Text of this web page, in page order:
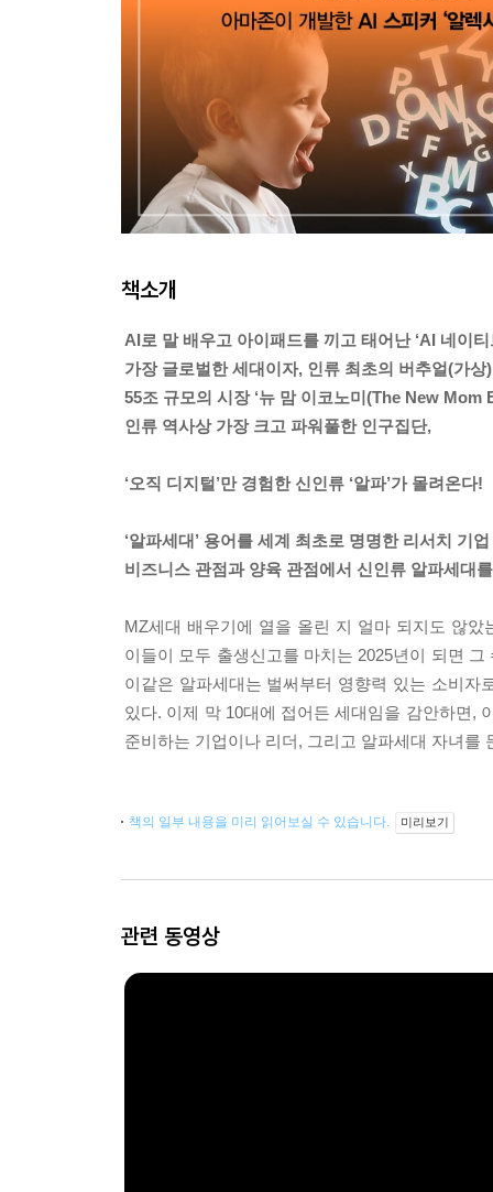
책소개
AI로 말 배우고 아이패드를 끼고 태어난 ‘AI 네이티
가장 글로벌한 세대이자, 인류 최초의 버추얼(가상
55조 규모의 시장 ‘뉴 맘 이코노미(The New Mom
인류 역사상 가장 크고 파워풀한 인구집단,
‘오직 디지털’만 경험한 신인류 ‘알파’가 몰려온다!
‘알파세대’ 용어를 세계 최초로 명명한 리서치 기업
비즈니스 관점과 양육 관점에서 신인류 알파세대
MZ세대 배우기에 열을 올린 지 얼마 되지도 않
이들이 모두 출생신고를 마치는 2025년이 되면
이같은 알파세대는 벌써부터 영향력 있는 소비자
있다. 이제 막 10대에 접어든 세대임을 감안하면,
준비하는 기업이나 리더, 그리고 알파세대 자녀를
책의 일부 내용을 미리 읽어보실 수 있습니다. 미리보기
관련 동영상